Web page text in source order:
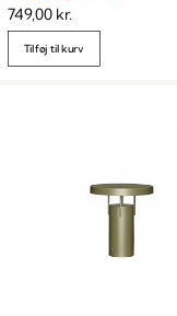
749,00 kr.
Tilføj til kurv